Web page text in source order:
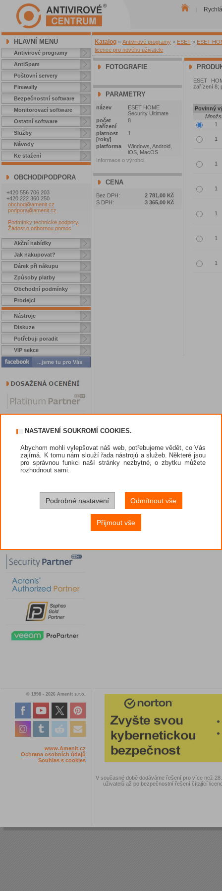
HLAVNÍ MENU
Antivirové programy
AntiSpam
Poštovní servery
Firewally
Bezpečnostní software
Monitorovací software
Ostatní software
Služby
Návody
Ke stažení
OBCHOD/PODPORA
+420 556 706 203
+420 222 360 250
obchod@amenit.cz
podpora@amenit.cz
Podmínky technické podpory
Žádost o odbornou pomoc
Akční nabídky
Jak nakupovat?
Dárek při nákupu
Způsoby platby
Obchodní podmínky
Prodejci
Nástroje
Diskuze
Potřebuji poradit
VIP sekce
Katalog » Antivirové programy » ESET » ESET
licence pro nového uživatele
FOTOGRAFIE
PARAMETRY
název
ESET HOME
Security Ultimate
počet
zařízení
8
platnost
[roky]
1
platforma
Windows, Android,
iOS, MacOS
Informace o výrobci
CENA
Bez DPH:
2 781,00 Kč
S DPH:
3 365,00 Kč
ESET
zařízení 8;
Povinný
© 1998 - 2026 Amenit s.r.o.
www.Amenit.cz
Ochrana osobních údajů
Souhlas s cookies
V současné době dodáváme řešení pro více než
uživatelů až po bezpečnostní řešení čítající
NASTAVENÍ SOUKROMÍ COOKIES.
Abychom mohli vylepšovat náš web, potřebujeme vědět, co Vás
zajímá. K tomu nám slouží řada nástrojů a služeb. Některé jsou
pro správnou funkci naší stránky nezbytné, o zbytku můžete
rozhodnout sami.
Podrobné nastavení Odmítnout vše
Přijmout vše